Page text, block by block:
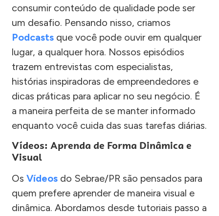
consumir conteúdo de qualidade pode ser
um desafio. Pensando nisso, criamos
Podcasts que você pode ouvir em qualquer
lugar, a qualquer hora. Nossos episódios
trazem entrevistas com especialistas,
histórias inspiradoras de empreendedores e
dicas práticas para aplicar no seu negócio. É
a maneira perfeita de se manter informado
enquanto você cuida das suas tarefas diárias.
Vídeos: Aprenda de Forma Dinâmica e
Visual
Os Vídeos do Sebrae/PR são pensados para
quem prefere aprender de maneira visual e
dinâmica. Abordamos desde tutoriais passo a